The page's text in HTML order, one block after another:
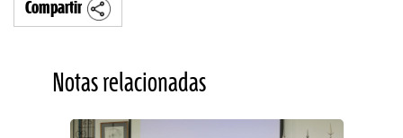
Compartir
Notas relacionadas